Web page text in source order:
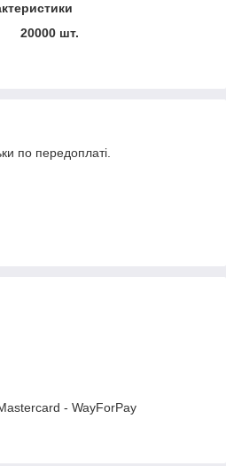
20000 шт.
по передоплаті.
- WayForPay